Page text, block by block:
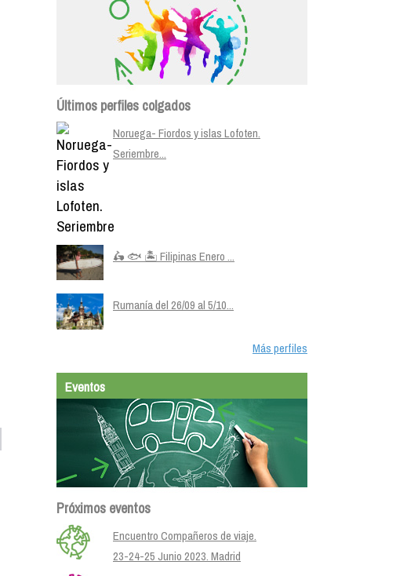
Últimos perfiles colgados
Noruega- Fiordos y islas Lofoten.
Seriembre...
🛵 🐟 🏝️ Filipinas Enero ...
Rumanía del 26/09 al 5/10...
Más perfiles
Eventos
Próximos eventos
Encuentro Compañeros de viaje.
23-24-25 Junio 2023. Madrid